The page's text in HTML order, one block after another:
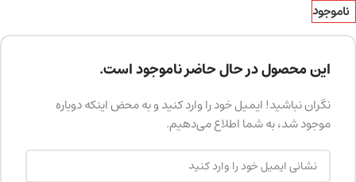
ناموجود
این محصول در حال حاضر ناموجود است.
نگران نباشید! ایمیل خود را وارد کنید و به محض اینکه دوباره
موجود شد، به شما اطلاع می‌دهیم.